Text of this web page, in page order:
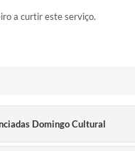
a curtir este serviço.
Domingo Cultural